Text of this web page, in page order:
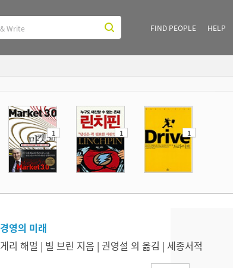
FIND PEOPLE HELP
1 1 1
경영의 미래
게리 해멀 | 빌 브린 지음 | 권영설 외 옮김 | 세종서적